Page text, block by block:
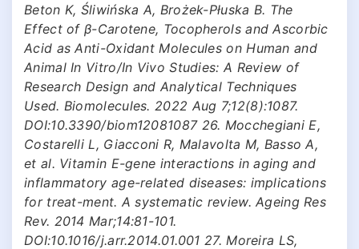
Beton K, Śliwińska A, Brożek-Płuska B. The
Effect of β-Carotene, Tocopherols and Ascorbic
Acid as Anti-Oxidant Molecules on Human and
Animal In Vitro/In Vivo Studies: A Review of
Research Design and Analytical Techniques
Used. Biomolecules. 2022 Aug 7;12(8):1087.
DOI:10.3390/biom12081087 26. Mocchegiani E,
Costarelli L, Giacconi R, Malavolta M, Basso A,
et al. Vitamin E-gene interactions in aging and
inflammatory age-related diseases: implications
for treat-ment. A systematic review. Ageing Res
Rev. 2014 Mar;14:81-101.
DOI:10.1016/j.arr.2014.01.001 27. Moreira LS,